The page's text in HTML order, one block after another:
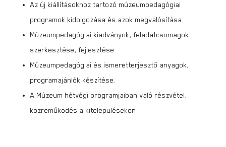
Az új kiállításokhoz tartozó múzeumpedagógiai
programok kidolgozása és azok megvalósítása.
Múzeumpedagógiai kiadványok, feladatcsomagok
szerkesztése, fejlesztése
Múzeumpedagógiai és ismeretterjesztő anyagok,
programajánlók készítése.
A Múzeum hétvégi programjaiban való részvétel,
közreműködés a kitelepüléseken.